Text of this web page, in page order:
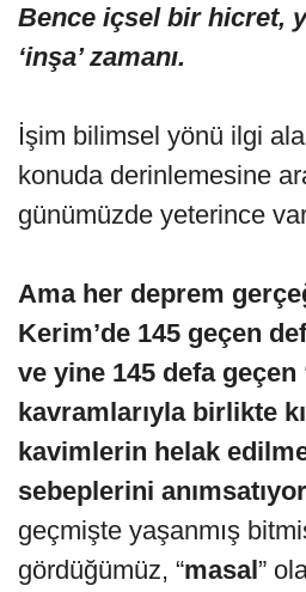
Bence içsel bir hicret,
‘inşa’ zamanı.
İşim bilimsel yönü ilgi
konuda derinlemesine
günümüzde yeterince
Ama her deprem
Kerim’de 145 geçen
ve yine 145 defa geçen
kavramlarıyla birlikte
kavimlerin helak
sebeplerini
geçmişte yaşanmış
gördüğümüz, “masal”